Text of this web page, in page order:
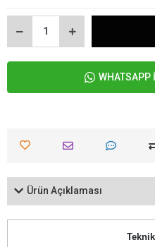
WHATSAPP
Ürün Açıklaması